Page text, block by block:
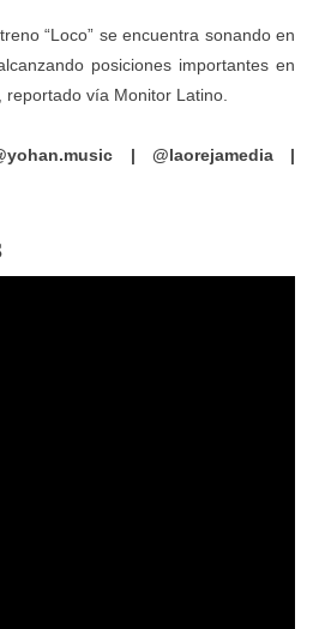
“Loco” se encuentra sonando en
posiciones importantes en
reportado vía Monitor Latino.
| @laorejamedia |